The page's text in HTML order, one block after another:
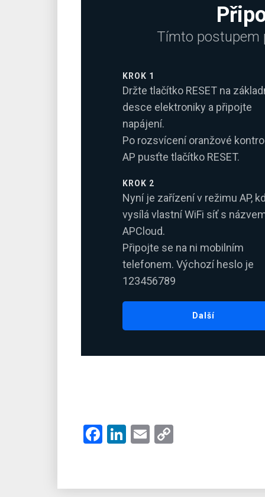
Tímto postupem
KROK 1
Držte tlačítko RESET na
desce elektroniky a připojte
napájení.
Po rozsvícení oranžové
AP pusťte tlačítko RESET.
KROK 2
Nyní je zařízení v režimu AP,
vysílá vlastní WiFi síť s
APCloud.
Připojte se na ni mobilním
telefonem. Výchozí heslo je
123456789
Další
Facebook
LinkedIn
Email